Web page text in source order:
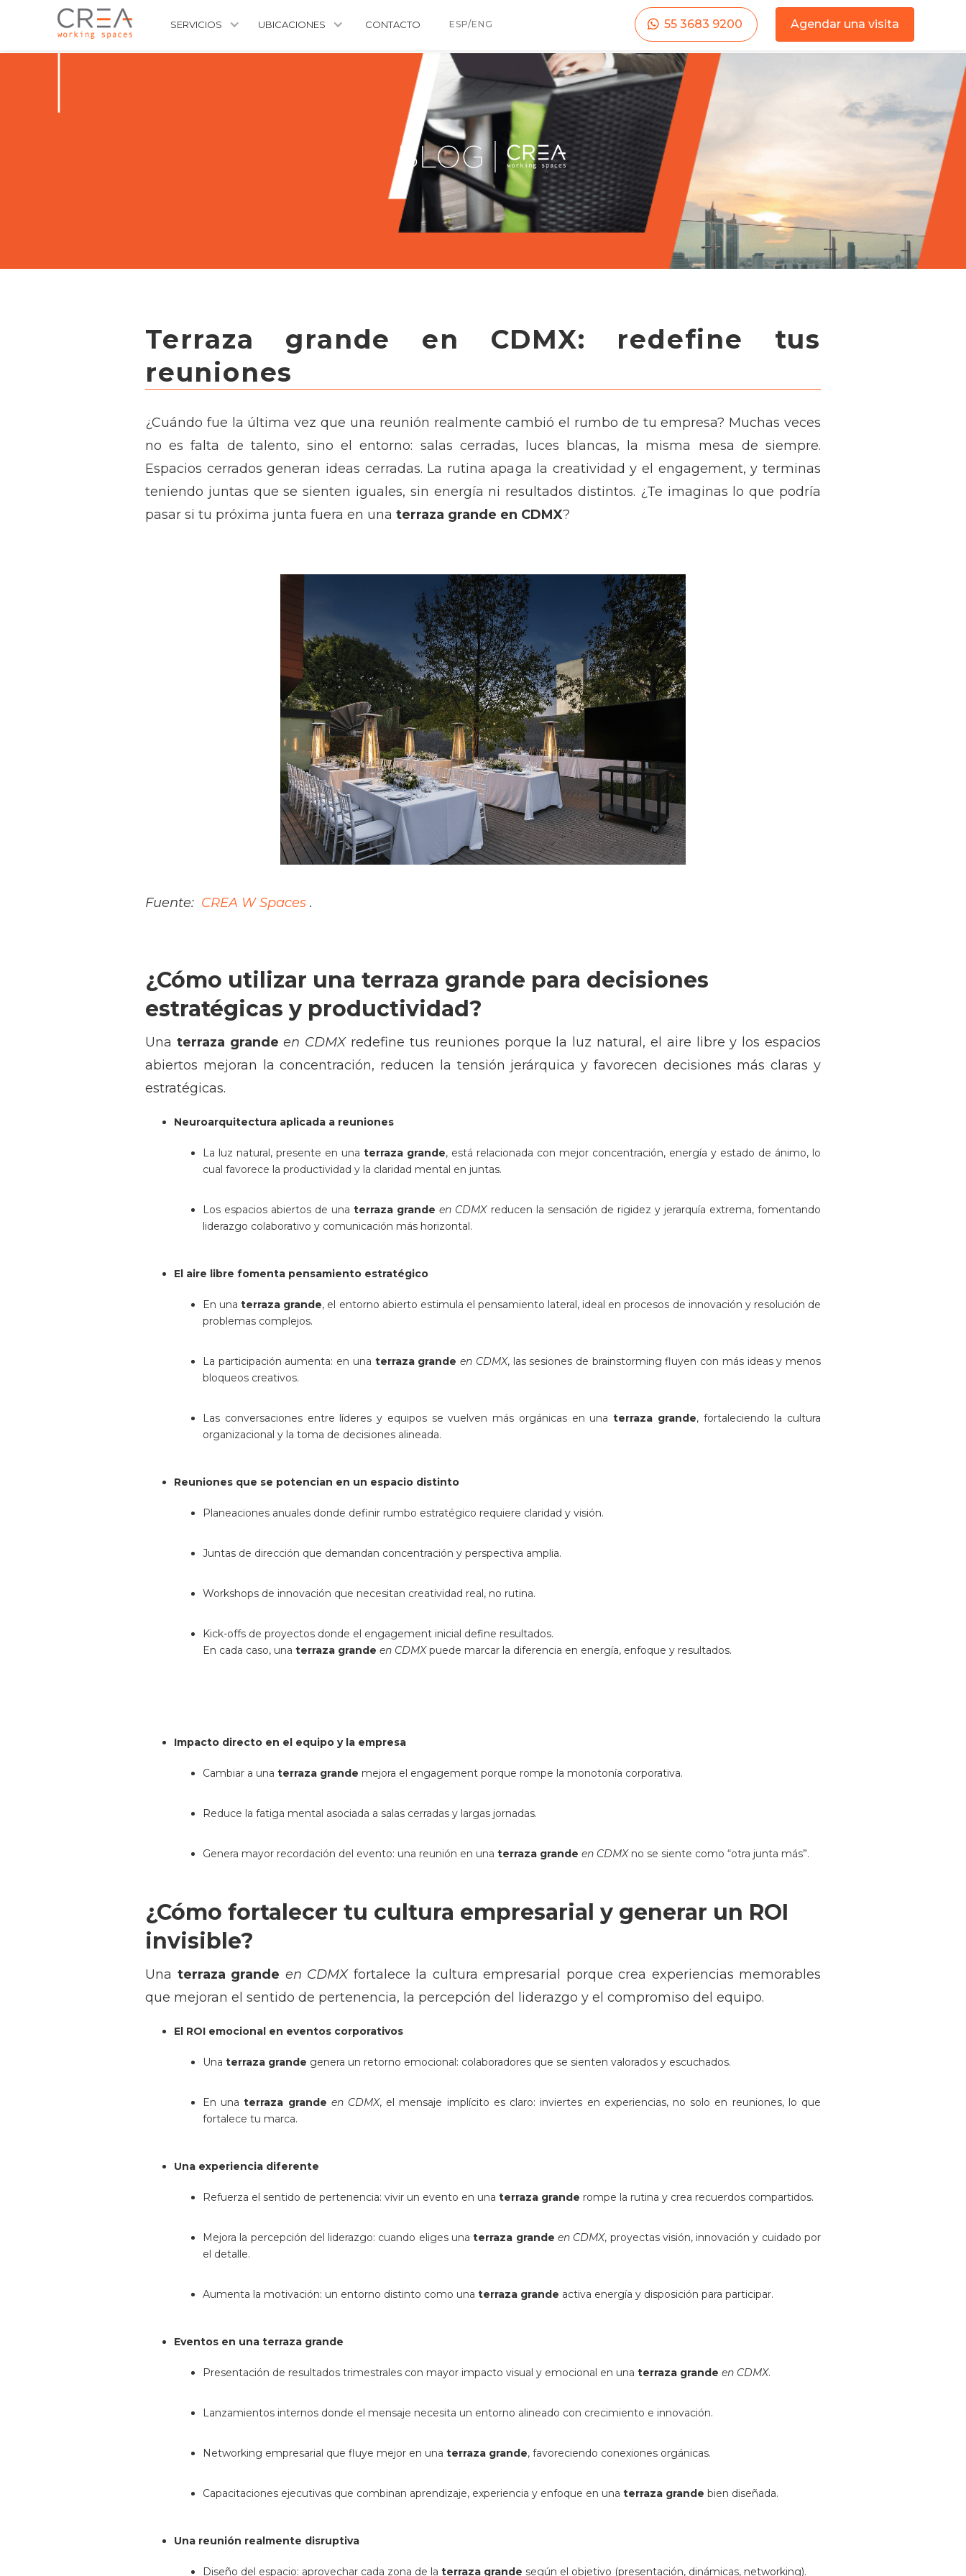
SERVICIOS UBICACIONES CONTACTO ESP/ENG Agendar una visita
55 3683 9200
Terraza grande en CDMX: redefine tus
reuniones
¿Cuándo fue la última vez que una reunión realmente cambió el rumbo de tu empresa? Muchas veces
no es falta de talento, sino el entorno: salas cerradas, luces blancas, la misma mesa de siempre.
Espacios cerrados generan ideas cerradas. La rutina apaga la creatividad y el engagement, y terminas
teniendo juntas que se sienten iguales, sin energía ni resultados distintos. ¿Te imaginas lo que podría
pasar si tu próxima junta fuera en una terraza grande en CDMX?
Fuente: CREA W Spaces .
¿Cómo utilizar una terraza grande para decisiones
estratégicas y productividad?
Una terraza grandeen CDMXredefine tus reuniones porque la luz natural, el aire libre y los espacios
abiertos mejoran la concentración, reducen la tensión jerárquica y favorecen decisiones más claras y
estratégicas.
Neuroarquitectura aplicada a reuniones
La luz natural, presente en una terraza grande, está relacionada con mejor concentración, energía y estado de ánimo, lo
cual favorece la productividad y la claridad mental en juntas.
Los espacios abiertos de unaterraza grandeen CDMXreducen la sensación de rigidez y jerarquía extrema, fomentando
liderazgo colaborativo y comunicación más horizontal.
El aire libre fomenta pensamiento estratégico
En unaterraza grande, el entorno abierto estimula el pensamiento lateral, ideal en procesos de innovación y resolución de
problemas complejos.
La participación aumenta: en una terraza grandeen CDMX, las sesiones de brainstorming fluyen con más ideas y menos
bloqueos creativos.
Las conversaciones entre líderes y equipos se vuelven más orgánicas en una terraza grande, fortaleciendo la cultura
organizacional y la toma de decisiones alineada.
Reuniones que se potencian en un espacio distinto
Planeaciones anuales donde definir rumbo estratégico requiere claridad y visión.
Juntas de dirección que demandan concentración y perspectiva amplia.
Workshops de innovación que necesitan creatividad real, no rutina.
Kick-offs de proyectos donde el engagement inicial define resultados.
En cada caso, una terraza grande en CDMXpuede marcar la diferencia en energía, enfoque y resultados.
Impacto directo en el equipo y la empresa
Cambiar a una terraza grande mejora el engagement porque rompe la monotonía corporativa.
Reduce la fatiga mental asociada a salas cerradas y largas jornadas.
Genera mayor recordación del evento: una reunión en una terraza grande en CDMXno se siente como “otra junta más”.
¿Cómo fortalecer tu cultura empresarial y generar un ROI
invisible?
Una terraza grande en CDMXfortalece la cultura empresarial porque crea experiencias memorables
que mejoran el sentido de pertenencia, la percepción del liderazgo y el compromiso del equipo.
El ROI emocional en eventos corporativos
Una terraza grande genera un retorno emocional: colaboradores que se sienten valorados y escuchados.
En unaterraza grande en CDMX, el mensaje implícito es claro: inviertes en experiencias, no solo en reuniones, lo que
fortalece tu marca.
Una experiencia diferente
Refuerza el sentido de pertenencia: vivir un evento en una terraza grande rompe la rutina y crea recuerdos compartidos.
Mejora la percepción del liderazgo: cuando eliges unaterraza grande en CDMX, proyectas visión, innovación y cuidado por
el detalle.
Aumenta la motivación: un entorno distinto como una terraza grande activa energía y disposición para participar.
Eventos en una terraza grande
Presentación de resultados trimestrales con mayor impacto visual y emocional en una terraza grande en CDMX.
Lanzamientos internos donde el mensaje necesita un entorno alineado con crecimiento e innovación.
Networking empresarial que fluye mejor en una terraza grande, favoreciendo conexiones orgánicas.
Capacitaciones ejecutivas que combinan aprendizaje, experiencia y enfoque en una terraza grande bien diseñada.
Una reunión realmente disruptiva
Diseño del espacio: aprovechar cada zona de la terraza grande según el objetivo (presentación, dinámicas, networking).